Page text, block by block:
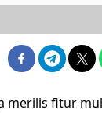
merilis fitur